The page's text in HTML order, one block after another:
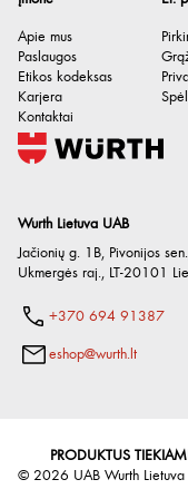
Be silikono
Wurth Lietuva UAB
Jačionių g. 1B, Pivonijos sen.
Ukmergės raj., LT-20101
+370 694 91387
eshop@wurth.lt
Apie mus
Paslaugos
Etikos kodeksas
Karjera
Kontaktai
PRODUKTUS
© 2026 UAB Wurth Lietuva